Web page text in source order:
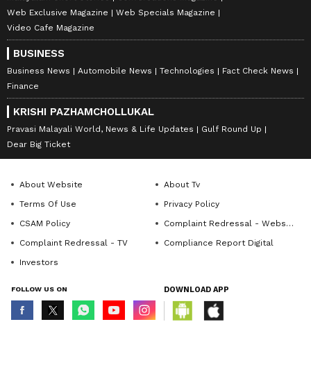
Web Exclusive Magazine
Web Specials Magazine
Video Cafe Magazine
BUSINESS
Business News Automobile News Technologies
Fact Check News
Finance
KRISHI PAZHAMCHOLLUKAL
Pravasi Malayali World, News & Life Updates
Gulf Round Up
Dear Big Ticket
About Website
About Tv
Terms Of Use
Privacy Policy
CSAM Policy
Complaint Redressal - Website
Complaint Redressal - TV
Compliance Report Digital
Investors
FOLLOW US ON DOWNLOAD APP